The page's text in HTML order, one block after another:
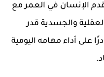
الإنسان في العمر مع
والجسدية قدر
على أداء مهامه اليومية